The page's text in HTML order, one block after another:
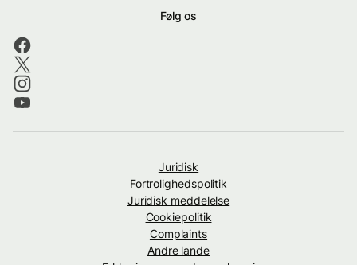
Følg os
Juridisk
Fortrolighedspolitik
Juridisk meddelelse
Cookiepolitik
Complaints
Andre lande